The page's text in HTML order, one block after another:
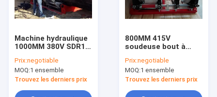
Machine hydraulique
1000MM 380V SDR17
fusion de bout de
tuyau de HDPE
Prix:negotiable
MOQ:1 ensemble
Trouvez les derniers prix
800MM 415V
soudeuse bout à
16Mpa poly
soudeuse par fusion
ISO
Prix:negotiable
MOQ:1 ensemble
Trouvez les derniers prix